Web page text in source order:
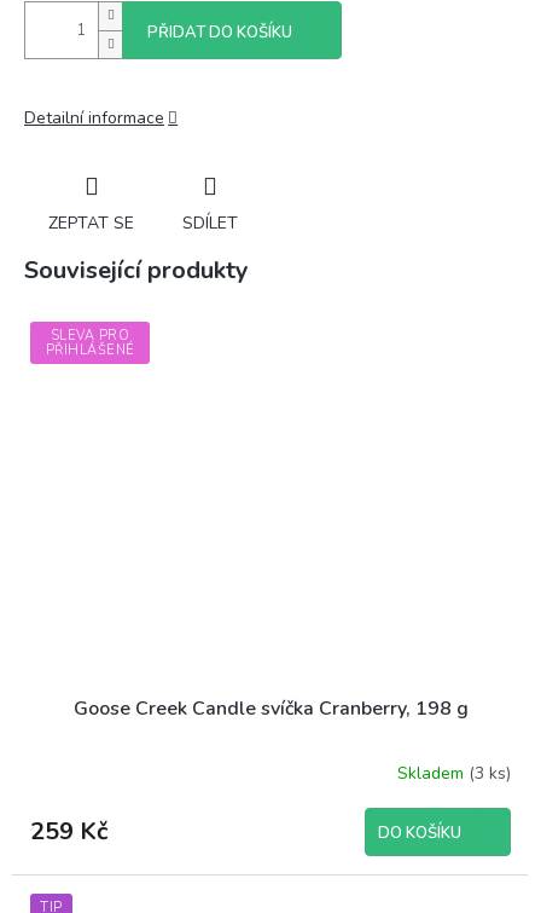
PŘIDAT DO KOŠÍKU
Detailní informace
ZEPTAT SE SDÍLET
Související produkty
SLEVA PRO
PŘIHLÁŠENÉ
Goose Creek Candle svíčka Cranberry, 198 g
Skladem (3 ks)
259 Kč DO KOŠÍKU
TIP